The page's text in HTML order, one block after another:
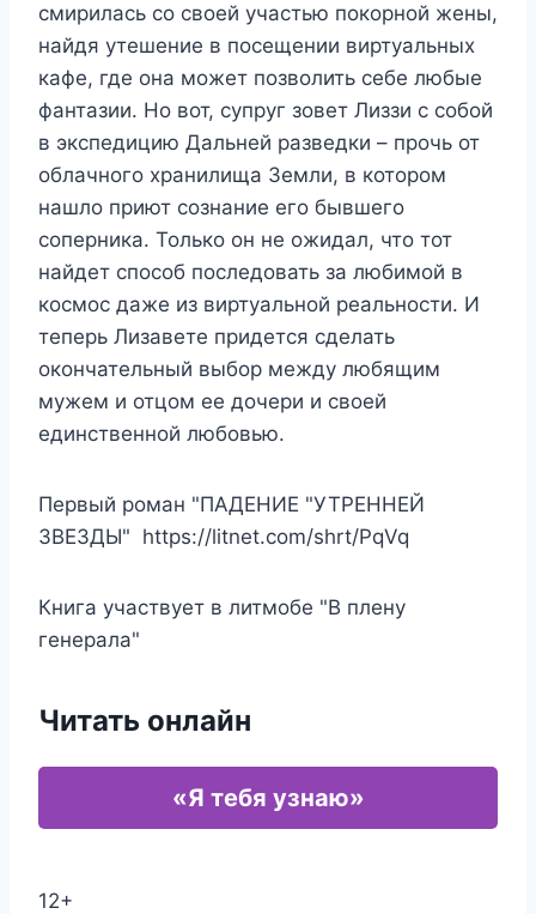
смирилась со своей участью покорной жены,
найдя утешение в посещении виртуальных
кафе, где она может позволить себе любые
фантазии. Но вот, супруг зовет Лиззи с собой
в экспедицию Дальней разведки – прочь от
облачного хранилища Земли, в котором
нашло приют сознание его бывшего
соперника. Только он не ожидал, что тот
найдет способ последовать за любимой в
космос даже из виртуальной реальности. И
теперь Лизавете придется сделать
окончательный выбор между любящим
мужем и отцом ее дочери и своей
единственной любовью.
Первый роман "ПАДЕНИЕ "УТРЕННЕЙ
ЗВЕЗДЫ" https://litnet.com/shrt/PqVq
Книга участвует в литмобе "В плену
генерала"
Читать онлайн
«Я тебя узнаю»
12+